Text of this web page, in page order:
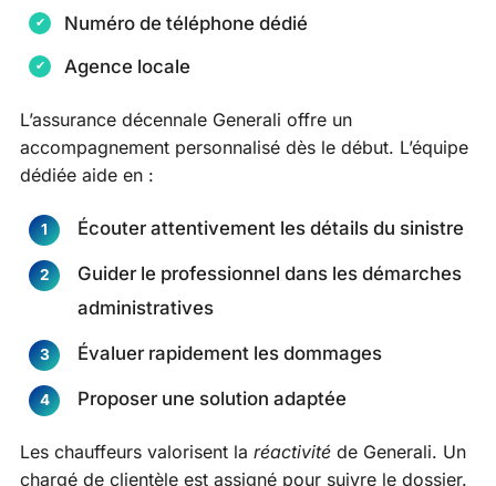
Numéro de téléphone dédié
Agence locale
L’assurance décennale Generali offre un
accompagnement personnalisé dès le début. L’équipe
dédiée aide en :
Écouter attentivement les détails du sinistre
Guider le professionnel dans les démarches
administratives
Évaluer rapidement les dommages
Proposer une solution adaptée
Les chauffeurs valorisent la réactivité de Generali. Un
chargé de clientèle est assigné pour suivre le dossier.